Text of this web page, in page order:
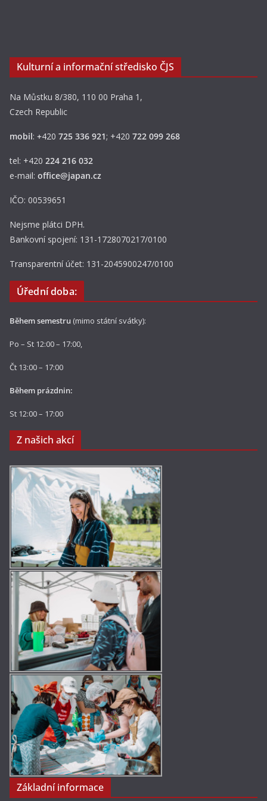
Kulturní a informační středisko ČJS
Na Můstku 8/380, 110 00 Praha 1,
Czech Republic
mobil: +420 725 336 921; +420 722 099 268
tel: +420 224 216 032
e-mail: office@japan.cz
IČO: 00539651
Nejsme plátci DPH.
Bankovní spojení: 131-1728070217/0100
Transparentní účet: 131-2045900247/0100
Úřední doba:
Během semestru (mimo státní svátky):
Po – St 12:00 – 17:00,
Čt 13:00 – 17:00
Během prázdnin:
St 12:00 – 17:00
Z našich akcí
Základní informace